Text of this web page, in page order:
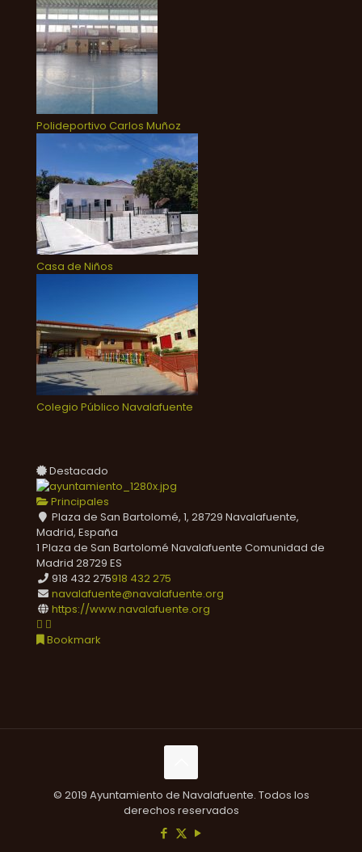
Polideportivo Carlos Muñoz
Casa de Niños
Colegio Público Navalafuente
Destacado
Principales
Plaza de San Bartolomé, 1, 28729 Navalafuente,
Madrid, España
1 Plaza de San Bartolomé Navalafuente Comunidad de
Madrid 28729 ES
918 432 275918 432 275
navalafuente@navalafuente.org
https://www.navalafuente.org
Bookmark
© 2019 Ayuntamiento de Navalafuente. Todos los
derechos reservados